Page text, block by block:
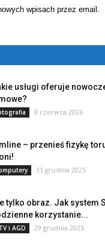
wpisach przez email.
usługi oferuje
8 czerwca 2026
– przenieś fizykę
31 grudnia 2025
tylko obraz. Jak system
korzystanie...
i AGD 29 grudnia 2025